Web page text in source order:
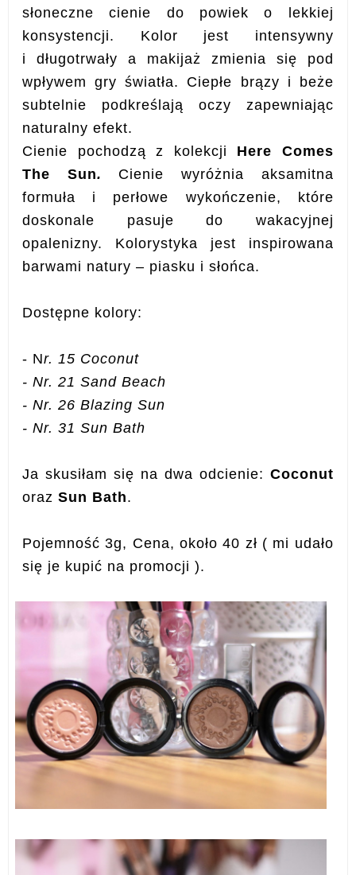
słoneczne cienie do powiek o lekkiej
konsystencji. Kolor jest intensywny
i długotrwały a makijaż zmienia się pod
wpływem gry światła. Ciepłe brązy i beże
subtelnie podkreślają oczy zapewniając
naturalny efekt.
Cienie pochodzą z kolekcji Here Comes
The Sun. Cienie wyróżnia aksamitna
formuła i perłowe wykończenie, które
doskonale pasuje do wakacyjnej
opalenizny. Kolorystyka jest inspirowana
barwami natury – piasku i słońca.
Dostępne kolory:
- Nr. 15 Coconut
- Nr. 21 Sand Beach
- Nr. 26 Blazing Sun
- Nr. 31 Sun Bath
Ja skusiłam się na dwa odcienie: Coconut
orazSun Bath.
Pojemność 3g, Cena, około 40 zł ( mi udało
się je kupić na promocji ).